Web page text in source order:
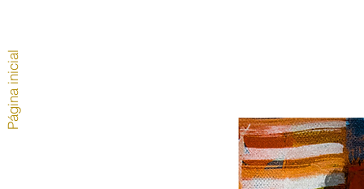
Página inicial